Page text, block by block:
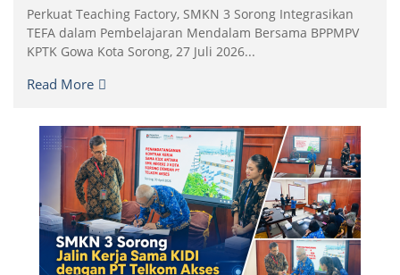
Perkuat Teaching Factory, SMKN 3 Sorong Integrasikan
TEFA dalam Pembelajaran Mendalam Bersama BPPMPV
KPTK Gowa Kota Sorong, 27 Juli 2026...
Read More